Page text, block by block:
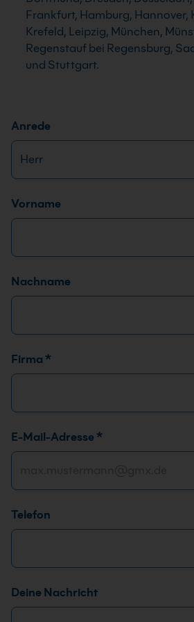
Frankfurt, Hamburg, Hannover,
Krefeld, Leipzig, München,
Regenstauf bei Regensburg,
und Stuttgart.
Anrede
Name*
Vorname
Nachname
E
-
a
l
-
d
r
*
N
Firma *
E-Mail-Adresse *
Telefon
Deine Nachricht